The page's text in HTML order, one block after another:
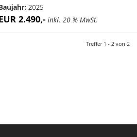
2025
2.490,- inkl. 20 % MwSt.
Treffer 1 - 2 von 2